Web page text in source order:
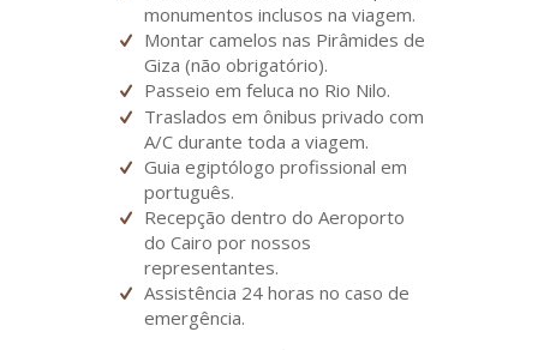
monumentos inclusos na viagem.
Montar camelos nas Pirâmides de
Giza (não obrigatório).
Passeio em feluca no Rio Nilo.
Traslados em ônibus privado com
A/C durante toda a viagem.
Guia egiptólogo profissional em
português.
Recepção dentro do Aeroporto
do Cairo por nossos
representantes.
Assistência 24 horas no caso de
emergência.